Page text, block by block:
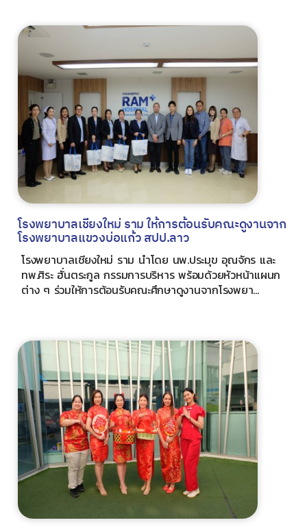
โรงพยาบาลเชียงใหม่ ราม ให้การต้อนรับคณะดูงานจาก
โรงพยาบาลแขวงบ่อแก้ว สปป.ลาว
โรงพยาบาลเชียงใหม่ ราม นำโดย นพ.ประมุข อุณจักร และ
ทพ.ศิระ ฮั่นตระกูล กรรมการบริหาร พร้อมด้วยหัวหน้าแผนก
ต่าง ๆ ร่วมให้การต้อนรับคณะศึกษาดูงานจากโรงพยา...